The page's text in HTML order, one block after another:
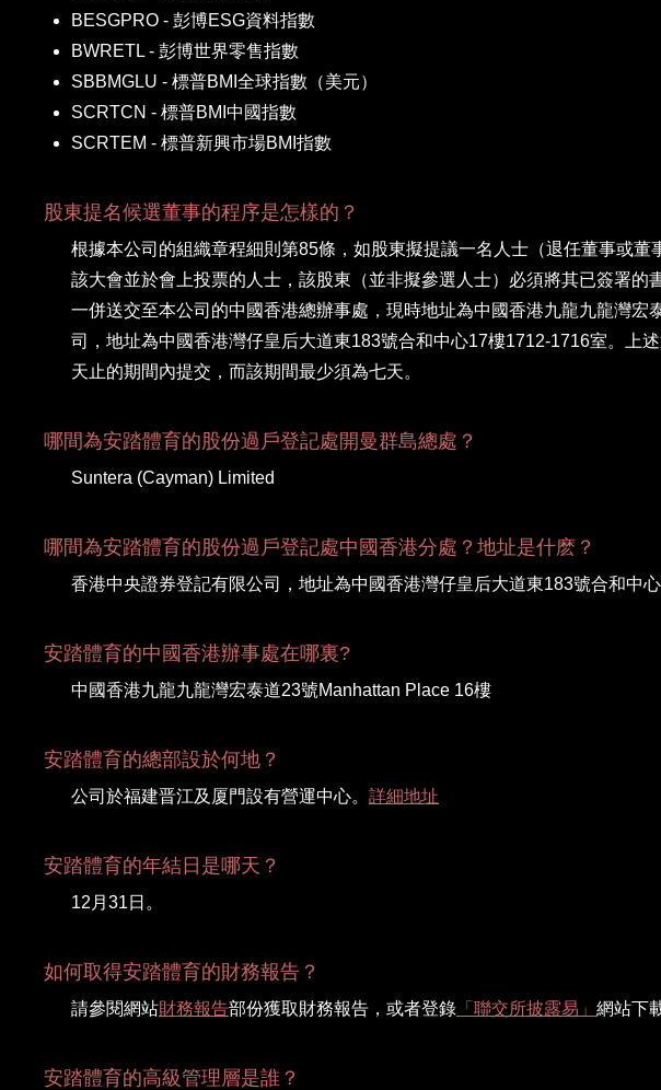
BESGPRO - 彭博ESG資料指數
BWRETL - 彭博世界零售指數
SBBMGLU - 標普BMI全球指數（美元）
SCRTCN - 標普BMI中國指數
SCRTEM - 標普新興市場BMI指數
股東提名候選董事的程序是怎樣的？
根據本公司的組織章程細則第85條，如股東擬提議一名人士（退任董事或
該大會並於會上投票的人士，該股東（並非擬參選人士）必須將其已簽署
一併送交至本公司的中國香港總辦事處，現時地址為中國香港九龍九龍灣
司，地址為中國香港灣仔皇后大道東183號合和中心17樓1712-1716室。上
天止的期間內提交，而該期間最少須為七天。
哪間為安踏體育的股份過戶登記處開曼群島總處？
Suntera (Cayman) Limited
哪間為安踏體育的股份過戶登記處中國香港分處？地址是什麽？
香港中央證券登記有限公司，地址為中國香港灣仔皇后大道東183號合和中心
安踏體育的中國香港辦事處在哪裏?
中國香港九龍九龍灣宏泰道23號Manhattan Place 16樓
安踏體育的總部設於何地？
公司於福建晋江及厦門設有營運中心。 詳細地址
安踏體育的年結日是哪天？
12月31日。
如何取得安踏體育的財務報告？
請參閱網站財務報告部份獲取財務報告，或者登錄 「聯交所披露易」 網站下
安踏體育的高級管理層是誰？